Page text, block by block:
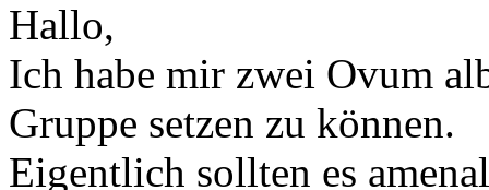
Hallo,
Ich habe mir zwei Ovum
Gruppe setzen zu können.
Eigentlich sollten es